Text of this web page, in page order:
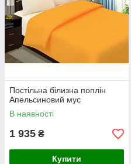
Постільна білизна поплін
Апельсиновий мус
В наявності
1 935 ₴
Купити